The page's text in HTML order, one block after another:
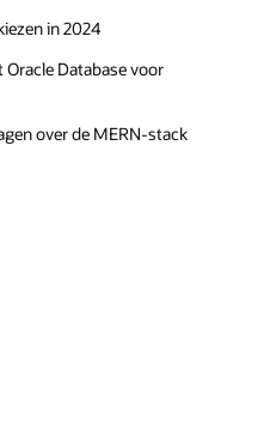
in 2024
Oracle Database voor
over de MERN-stack